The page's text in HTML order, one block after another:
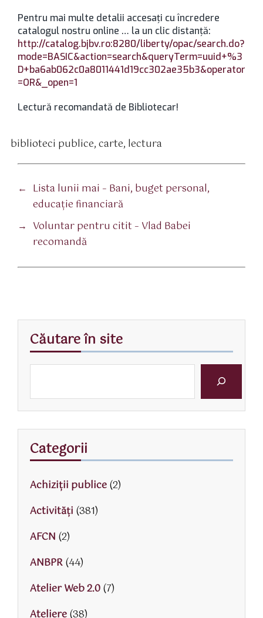
Pentru mai multe detalii accesați cu încredere
catalogul nostru online … la un clic distanță:
http://catalog.bjbv.ro:8280/liberty/opac/search.do?
mode=BASIC&action=search&queryTerm=uuid+%3
D+ba6ab062c0a8011441d19cc302ae35b3&operator
=OR&_open=1
Lectură recomandată de Bibliotecar!
biblioteci publice,carte, lectura
← Lista lunii mai – Bani, buget personal,
educație financiară
→ Voluntar pentru citit – Vlad Babei
recomandă
Căutare în site
Categorii
Achiziții publice(2)
Activităţi (381)
AFCN (2)
ANBPR(44)
Atelier Web 2.0(7)